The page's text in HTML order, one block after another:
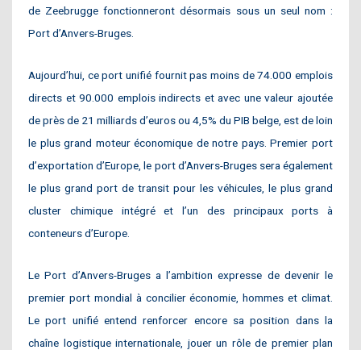
de Zeebrugge fonctionneront désormais sous un seul nom :
Port d’Anvers-Bruges.
Aujourd’hui, ce port unifié fournit pas moins de 74.000 emplois
directs et 90.000 emplois indirects et avec une valeur ajoutée
de près de 21 milliards d’euros ou 4,5% du PIB belge, est de loin
le plus grand moteur économique de notre pays. Premier port
d’exportation d’Europe, le port d’Anvers-Bruges sera également
le plus grand port de transit pour les véhicules, le plus grand
cluster chimique intégré et l’un des principaux ports à
conteneurs d’Europe.
Le Port d’Anvers-Bruges a l’ambition expresse de devenir le
premier port mondial à concilier économie, hommes et climat.
Le port unifié entend renforcer encore sa position dans la
chaîne logistique internationale, jouer un rôle de premier plan